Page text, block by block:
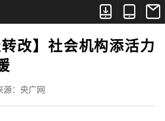



转改】社会机构添活力
源：央广网